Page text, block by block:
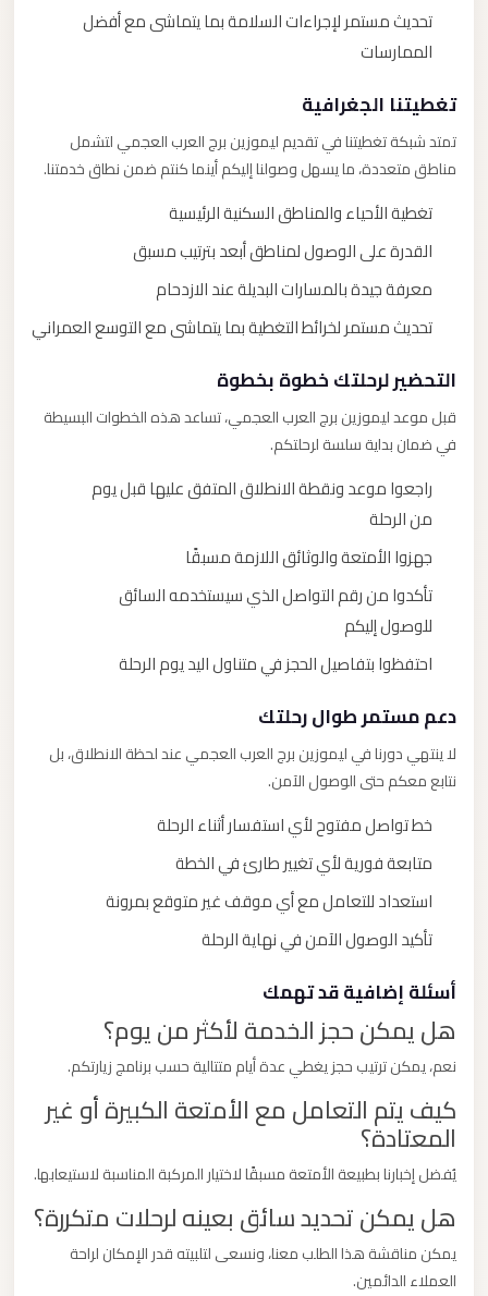
تحديث مستمر لإجراءات السلامة بما يتماشى مع أفضل
الممارسات
تغطيتنا الجغرافية
تمتد شبكة تغطيتنا في تقديم ليموزين برج العرب العجمي لتشمل
مناطق متعددة، ما يسهل وصولنا إليكم أينما كنتم ضمن نطاق خدمتنا.
تغطية الأحياء والمناطق السكنية الرئيسية
القدرة على الوصول لمناطق أبعد بترتيب مسبق
معرفة جيدة بالمسارات البديلة عند الازدحام
تحديث مستمر لخرائط التغطية بما يتماشى مع التوسع العمراني
التحضير لرحلتك خطوة بخطوة
قبل موعد ليموزين برج العرب العجمي، تساعد هذه الخطوات البسيطة
في ضمان بداية سلسة لرحلتكم.
راجعوا موعد ونقطة الانطلاق المتفق عليها قبل يوم
من الرحلة
جهزوا الأمتعة والوثائق اللازمة مسبقًا
تأكدوا من رقم التواصل الذي سيستخدمه السائق
للوصول إليكم
احتفظوا بتفاصيل الحجز في متناول اليد يوم الرحلة
دعم مستمر طوال رحلتك
لا ينتهي دورنا في ليموزين برج العرب العجمي عند لحظة الانطلاق، بل
نتابع معكم حتى الوصول الآمن.
خط تواصل مفتوح لأي استفسار أثناء الرحلة
متابعة فورية لأي تغيير طارئ في الخطة
استعداد للتعامل مع أي موقف غير متوقع بمرونة
تأكيد الوصول الآمن في نهاية الرحلة
أسئلة إضافية قد تهمك
هل يمكن حجز الخدمة لأكثر من يوم؟
نعم، يمكن ترتيب حجز يغطي عدة أيام متتالية حسب برنامج زيارتكم.
كيف يتم التعامل مع الأمتعة الكبيرة أو غير
المعتادة؟
يُفضل إخبارنا بطبيعة الأمتعة مسبقًا لاختيار المركبة المناسبة لاستيعابها.
هل يمكن تحديد سائق بعينه لرحلات متكررة؟
يمكن مناقشة هذا الطلب معنا، ونسعى لتلبيته قدر الإمكان لراحة
العملاء الدائمين.